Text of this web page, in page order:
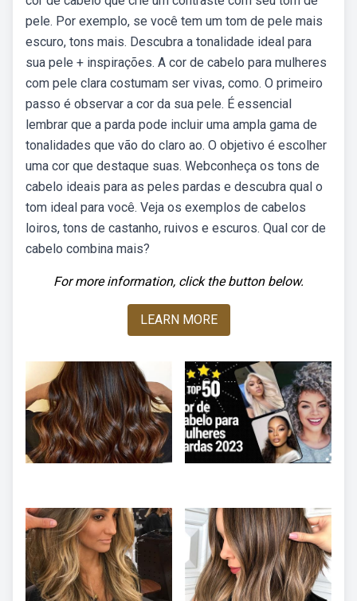
pele. Por exemplo, se você tem um tom de pele mais
escuro, tons mais. Descubra a tonalidade ideal para
sua pele + inspirações. A cor de cabelo para mulheres
com pele clara costumam ser vivas, como. O primeiro
passo é observar a cor da sua pele. É essencial
lembrar que a parda pode incluir uma ampla gama de
tonalidades que vão do claro ao. O objetivo é escolher
uma cor que destaque suas. Webconheça os tons de
cabelo ideais para as peles pardas e descubra qual o
tom ideal para você. Veja os exemplos de cabelos
loiros, tons de castanho, ruivos e escuros. Qual cor de
cabelo combina mais?
For more information, click the button below.
LEARN MORE